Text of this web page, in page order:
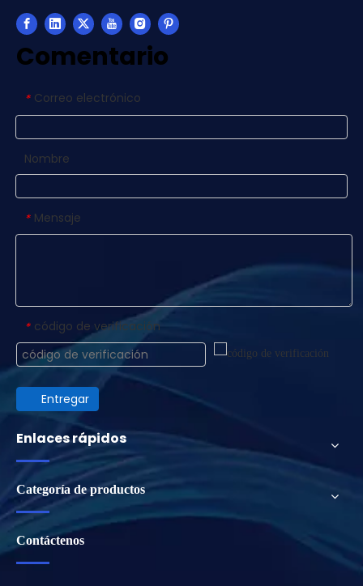
Comentario
* Correo electrónico
Nombre
* Mensaje
* código de verificación
Entregar
Enlaces rápidos
Categoría de productos
Contáctenos